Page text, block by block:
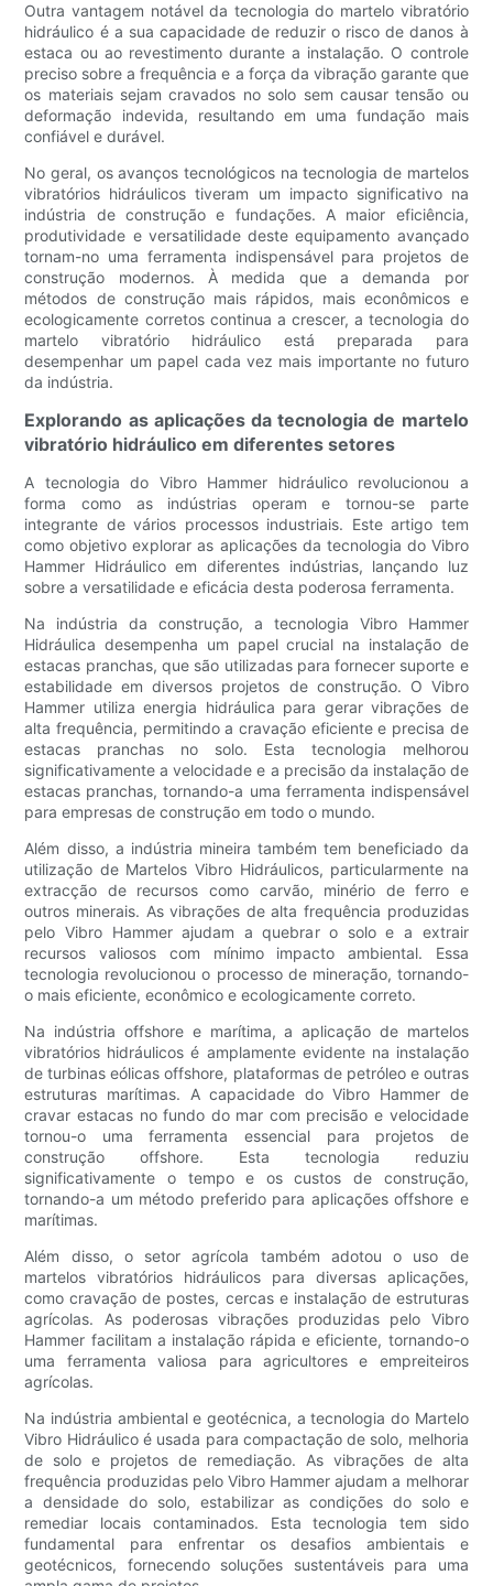
Outra vantagem notável da tecnologia do martelo vibratório
hidráulico é a sua capacidade de reduzir o risco de danos à
estaca ou ao revestimento durante a instalação. O controle
preciso sobre a frequência e a força da vibração garante que
os materiais sejam cravados no solo sem causar tensão ou
deformação indevida, resultando em uma fundação mais
confiável e durável.
No geral, os avanços tecnológicos na tecnologia de martelos
vibratórios hidráulicos tiveram um impacto significativo na
indústria de construção e fundações. A maior eficiência,
produtividade e versatilidade deste equipamento avançado
tornam-no uma ferramenta indispensável para projetos de
construção modernos. À medida que a demanda por
métodos de construção mais rápidos, mais econômicos e
ecologicamente corretos continua a crescer, a tecnologia do
martelo vibratório hidráulico está preparada para
desempenhar um papel cada vez mais importante no futuro
da indústria.
Explorando as aplicações da tecnologia de martelo
vibratório hidráulico em diferentes setores
A tecnologia do Vibro Hammer hidráulico revolucionou a
forma como as indústrias operam e tornou-se parte
integrante de vários processos industriais. Este artigo tem
como objetivo explorar as aplicações da tecnologia do Vibro
Hammer Hidráulico em diferentes indústrias, lançando luz
sobre a versatilidade e eficácia desta poderosa ferramenta.
Na indústria da construção, a tecnologia Vibro Hammer
Hidráulica desempenha um papel crucial na instalação de
estacas pranchas, que são utilizadas para fornecer suporte e
estabilidade em diversos projetos de construção. O Vibro
Hammer utiliza energia hidráulica para gerar vibrações de
alta frequência, permitindo a cravação eficiente e precisa de
estacas pranchas no solo. Esta tecnologia melhorou
significativamente a velocidade e a precisão da instalação de
estacas pranchas, tornando-a uma ferramenta indispensável
para empresas de construção em todo o mundo.
Além disso, a indústria mineira também tem beneficiado da
utilização de Martelos Vibro Hidráulicos, particularmente na
extracção de recursos como carvão, minério de ferro e
outros minerais. As vibrações de alta frequência produzidas
pelo Vibro Hammer ajudam a quebrar o solo e a extrair
recursos valiosos com mínimo impacto ambiental. Essa
tecnologia revolucionou o processo de mineração, tornando-
o mais eficiente, econômico e ecologicamente correto.
Na indústria offshore e marítima, a aplicação de martelos
vibratórios hidráulicos é amplamente evidente na instalação
de turbinas eólicas offshore, plataformas de petróleo e outras
estruturas marítimas. A capacidade do Vibro Hammer de
cravar estacas no fundo do mar com precisão e velocidade
tornou-o uma ferramenta essencial para projetos de
construção offshore. Esta tecnologia reduziu
significativamente o tempo e os custos de construção,
tornando-a um método preferido para aplicações offshore e
marítimas.
Além disso, o setor agrícola também adotou o uso de
martelos vibratórios hidráulicos para diversas aplicações,
como cravação de postes, cercas e instalação de estruturas
agrícolas. As poderosas vibrações produzidas pelo Vibro
Hammer facilitam a instalação rápida e eficiente, tornando-o
uma ferramenta valiosa para agricultores e empreiteiros
agrícolas.
Na indústria ambiental e geotécnica, a tecnologia do Martelo
Vibro Hidráulico é usada para compactação de solo, melhoria
de solo e projetos de remediação. As vibrações de alta
frequência produzidas pelo Vibro Hammer ajudam a melhorar
a densidade do solo, estabilizar as condições do solo e
remediar locais contaminados. Esta tecnologia tem sido
fundamental para enfrentar os desafios ambientais e
geotécnicos, fornecendo soluções sustentáveis ​​para uma